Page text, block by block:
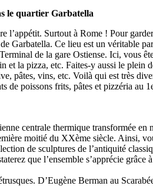
le quartier Garbatella
l’appétit. Surtout à Rome ! Pour
Garbatella. Ce lieu est un véritable
de la gare Ostiense. Ici, vous
et la pizza, etc. Faites-y aussi le plein
pâtes, vins, etc. Voilà qui est très
de poissons frits, pâtes et pizzéria au
centrale thermique transformée
moitié du XXème siècle. Ainsi,
de sculptures de l’antiquité
que l’ensemble s’apprécie grâce
D’Eugène Berman au